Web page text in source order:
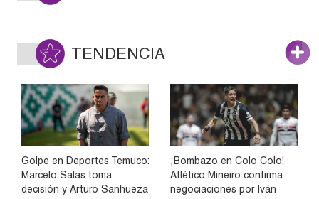
TENDENCIA
Golpe en Deportes Temuco:
Marcelo Salas toma
decisión y Arturo Sanhueza
¡Bombazo en Colo Colo!
Atlético Mineiro confirma
negociaciones por Iván